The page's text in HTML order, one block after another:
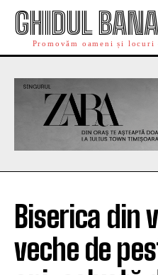
GHIDUL
Promovăm oameni și locuri
Biserica din
veche de